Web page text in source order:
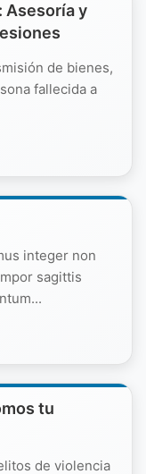
Asesoría y
de bienes,
fallecida a
integer non
sagittis
tu
de violencia